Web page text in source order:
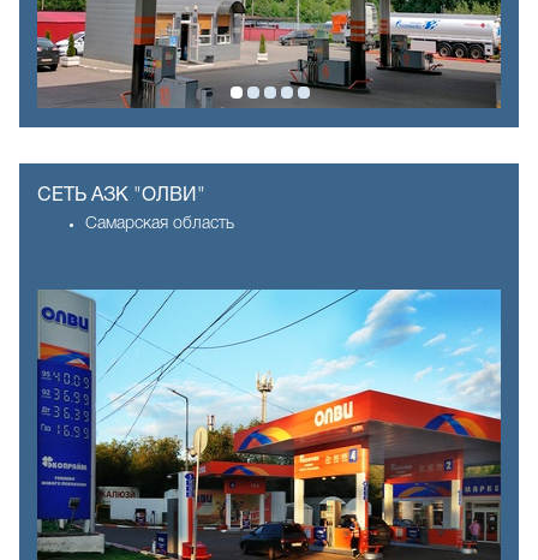
СЕТЬ АЗК "ОЛВИ"
Самарская область